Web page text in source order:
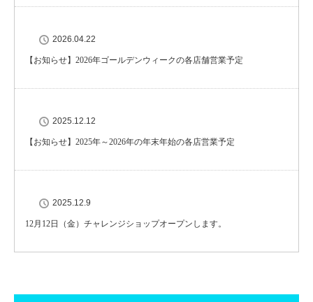
2026.04.22
【お知らせ】2026年ゴールデンウィークの各店舗営業予定
2025.12.12
【お知らせ】2025年～2026年の年末年始の各店営業予定
2025.12.9
12月12日（金）チャレンジショップオープンします。